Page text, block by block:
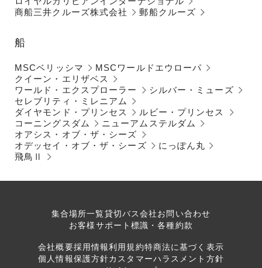
商船三井クルーズ株式会社
郵船クルーズ
船
MSCベリッシマ
MSCワールドエウローパ
クイーン・エリザベス
ワールド・エクスプローラー
シルバー・ミューズ
セレブリティ・ミレニアム
ダイヤモンド・プリンセス
ルビー・プリンセス
コーニングスダム
ニューアムステルダム
オアシス・オブ・ザ・シーズ
オデッセイ・オブ・ザ・シーズ
にっぽん丸
飛鳥Ⅱ
集合場所一覧貸切バス会社お問い合わせ
お客様サポート 標識・各種約款
会社概要採用情報利用規約特商法に基づく表示
個人情報保護方針カスタマーハラスメント方針